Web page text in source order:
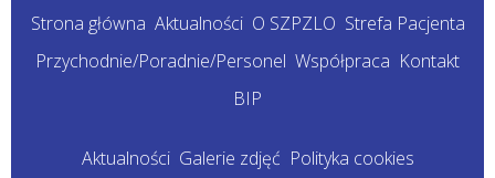
Strona główna Aktualności O SZPZLO Strefa Pacjenta
Przychodnie/Poradnie/Personel Współpraca Kontakt
BIP
Aktualności Galerie zdjęć Polityka cookies